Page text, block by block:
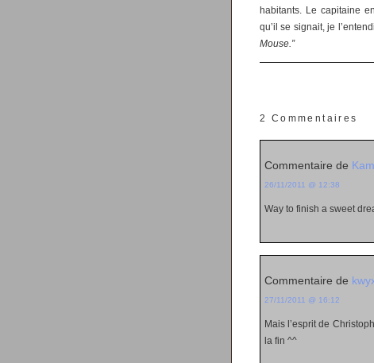
habitants. Le capitaine
qu’il se signait, je
Mouse.”
2 Commentaires
Commentaire de
26/11/2011 @ 12:38
Way to finish a sweet
Commentaire de
27/11/2011 @ 16:12
Mais l’esprit de
la fin ^^